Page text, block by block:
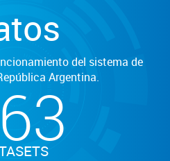
del sistema de
Argentina.